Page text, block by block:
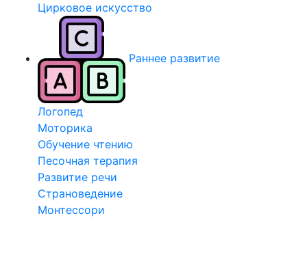
Цирковое искусство
Раннее развитие
Логопед
Моторика
Обучение чтению
Песочная терапия
Развитие речи
Страноведение
Монтессори